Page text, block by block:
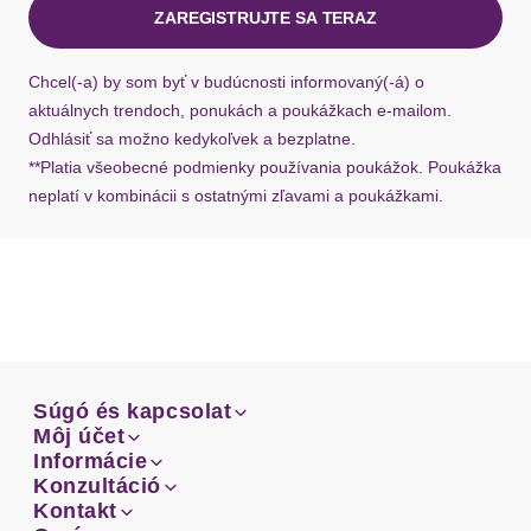
ZAREGISTRUJTE SA TERAZ
Chcel(-a) by som byť v budúcnosti informovaný(-á) o
aktuálnych trendoch, ponukách a poukážkach e-mailom.
Odhlásiť sa možno kedykoľvek a bezplatne.
**Platia všeobecné podmienky používania poukážok. Poukážka
neplatí v kombinácii s ostatnými zľavami a poukážkami.
Súgó és kapcsolat
Email
Facebook
Súgó és kapcsolat
Email
Môj účet
Prehľad objednávok
Môj účet
Prehľad objednávok
Informácie
Doprava
Informácie
Konzultáció
Sprievodca-veľkosťami
Konzultáció
Kontakt